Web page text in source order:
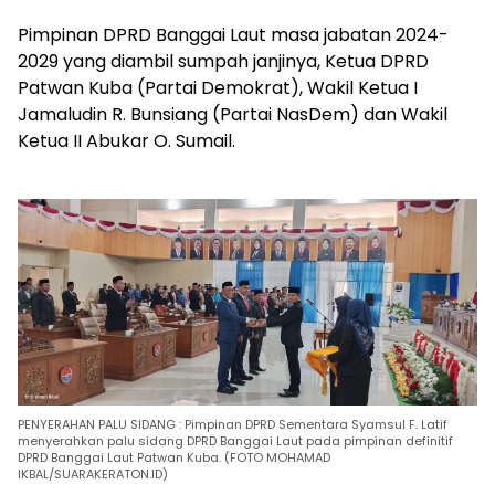
Pimpinan DPRD Banggai Laut masa jabatan 2024-
2029 yang diambil sumpah janjinya, Ketua DPRD
Patwan Kuba (Partai Demokrat), Wakil Ketua I
Jamaludin R. Bunsiang (Partai NasDem) dan Wakil
Ketua II Abukar O. Sumail.
PENYERAHAN PALU SIDANG : Pimpinan DPRD Sementara Syamsul F. Latif
menyerahkan palu sidang DPRD Banggai Laut pada pimpinan definitif
DPRD Banggai Laut Patwan Kuba. (FOTO MOHAMAD
IKBAL/SUARAKERATON.ID)